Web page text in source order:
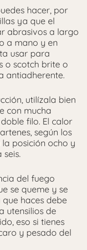
hacer, por
ya que el
abrasivos a largo
a mano y en
usar para
o scotch brite o
antiadherente.
utilízala bien
con mucha
filo. El calor
según los
posición ocho y
del fuego
se queme y se
haces debe
utensilios de
eso si tienes
y pesado del